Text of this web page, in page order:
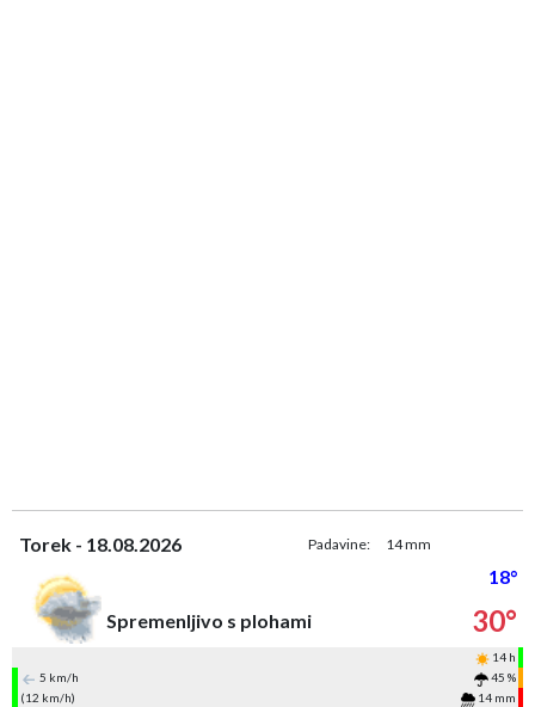
Torek - 18.08.2026 Padavine: 14 mm
18°
Spremenljivo s plohami
30°
14 h
5 km/h
45 %
(12 km/h)
14 mm